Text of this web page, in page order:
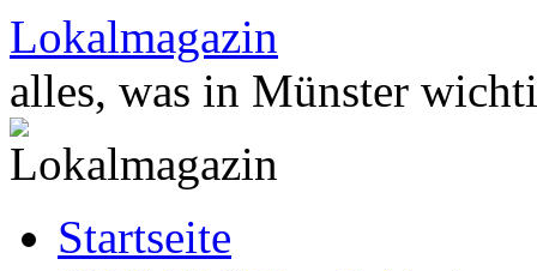
Zum
Inhalt
springen
Lokalmagazin
alles, was in Münster
Startseite